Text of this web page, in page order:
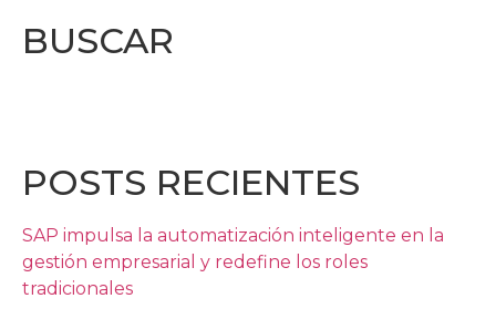
BUSCAR
POSTS RECIENTES
SAP impulsa la automatización inteligente en la
gestión empresarial y redefine los roles
tradicionales